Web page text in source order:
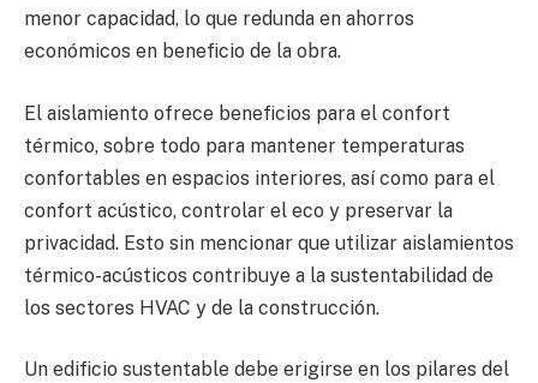
menor capacidad, lo que redunda en ahorros
económicos en beneficio de la obra.
El aislamiento ofrece beneficios para el confort
térmico, sobre todo para mantener temperaturas
confortables en espacios interiores, así como para el
confort acústico, controlar el eco y preservar la
privacidad. Esto sin mencionar que utilizar aislamientos
térmico-acústicos contribuye a la sustentabilidad de
los sectores HVAC y de la construcción.
Un edificio sustentable debe erigirse en los pilares del